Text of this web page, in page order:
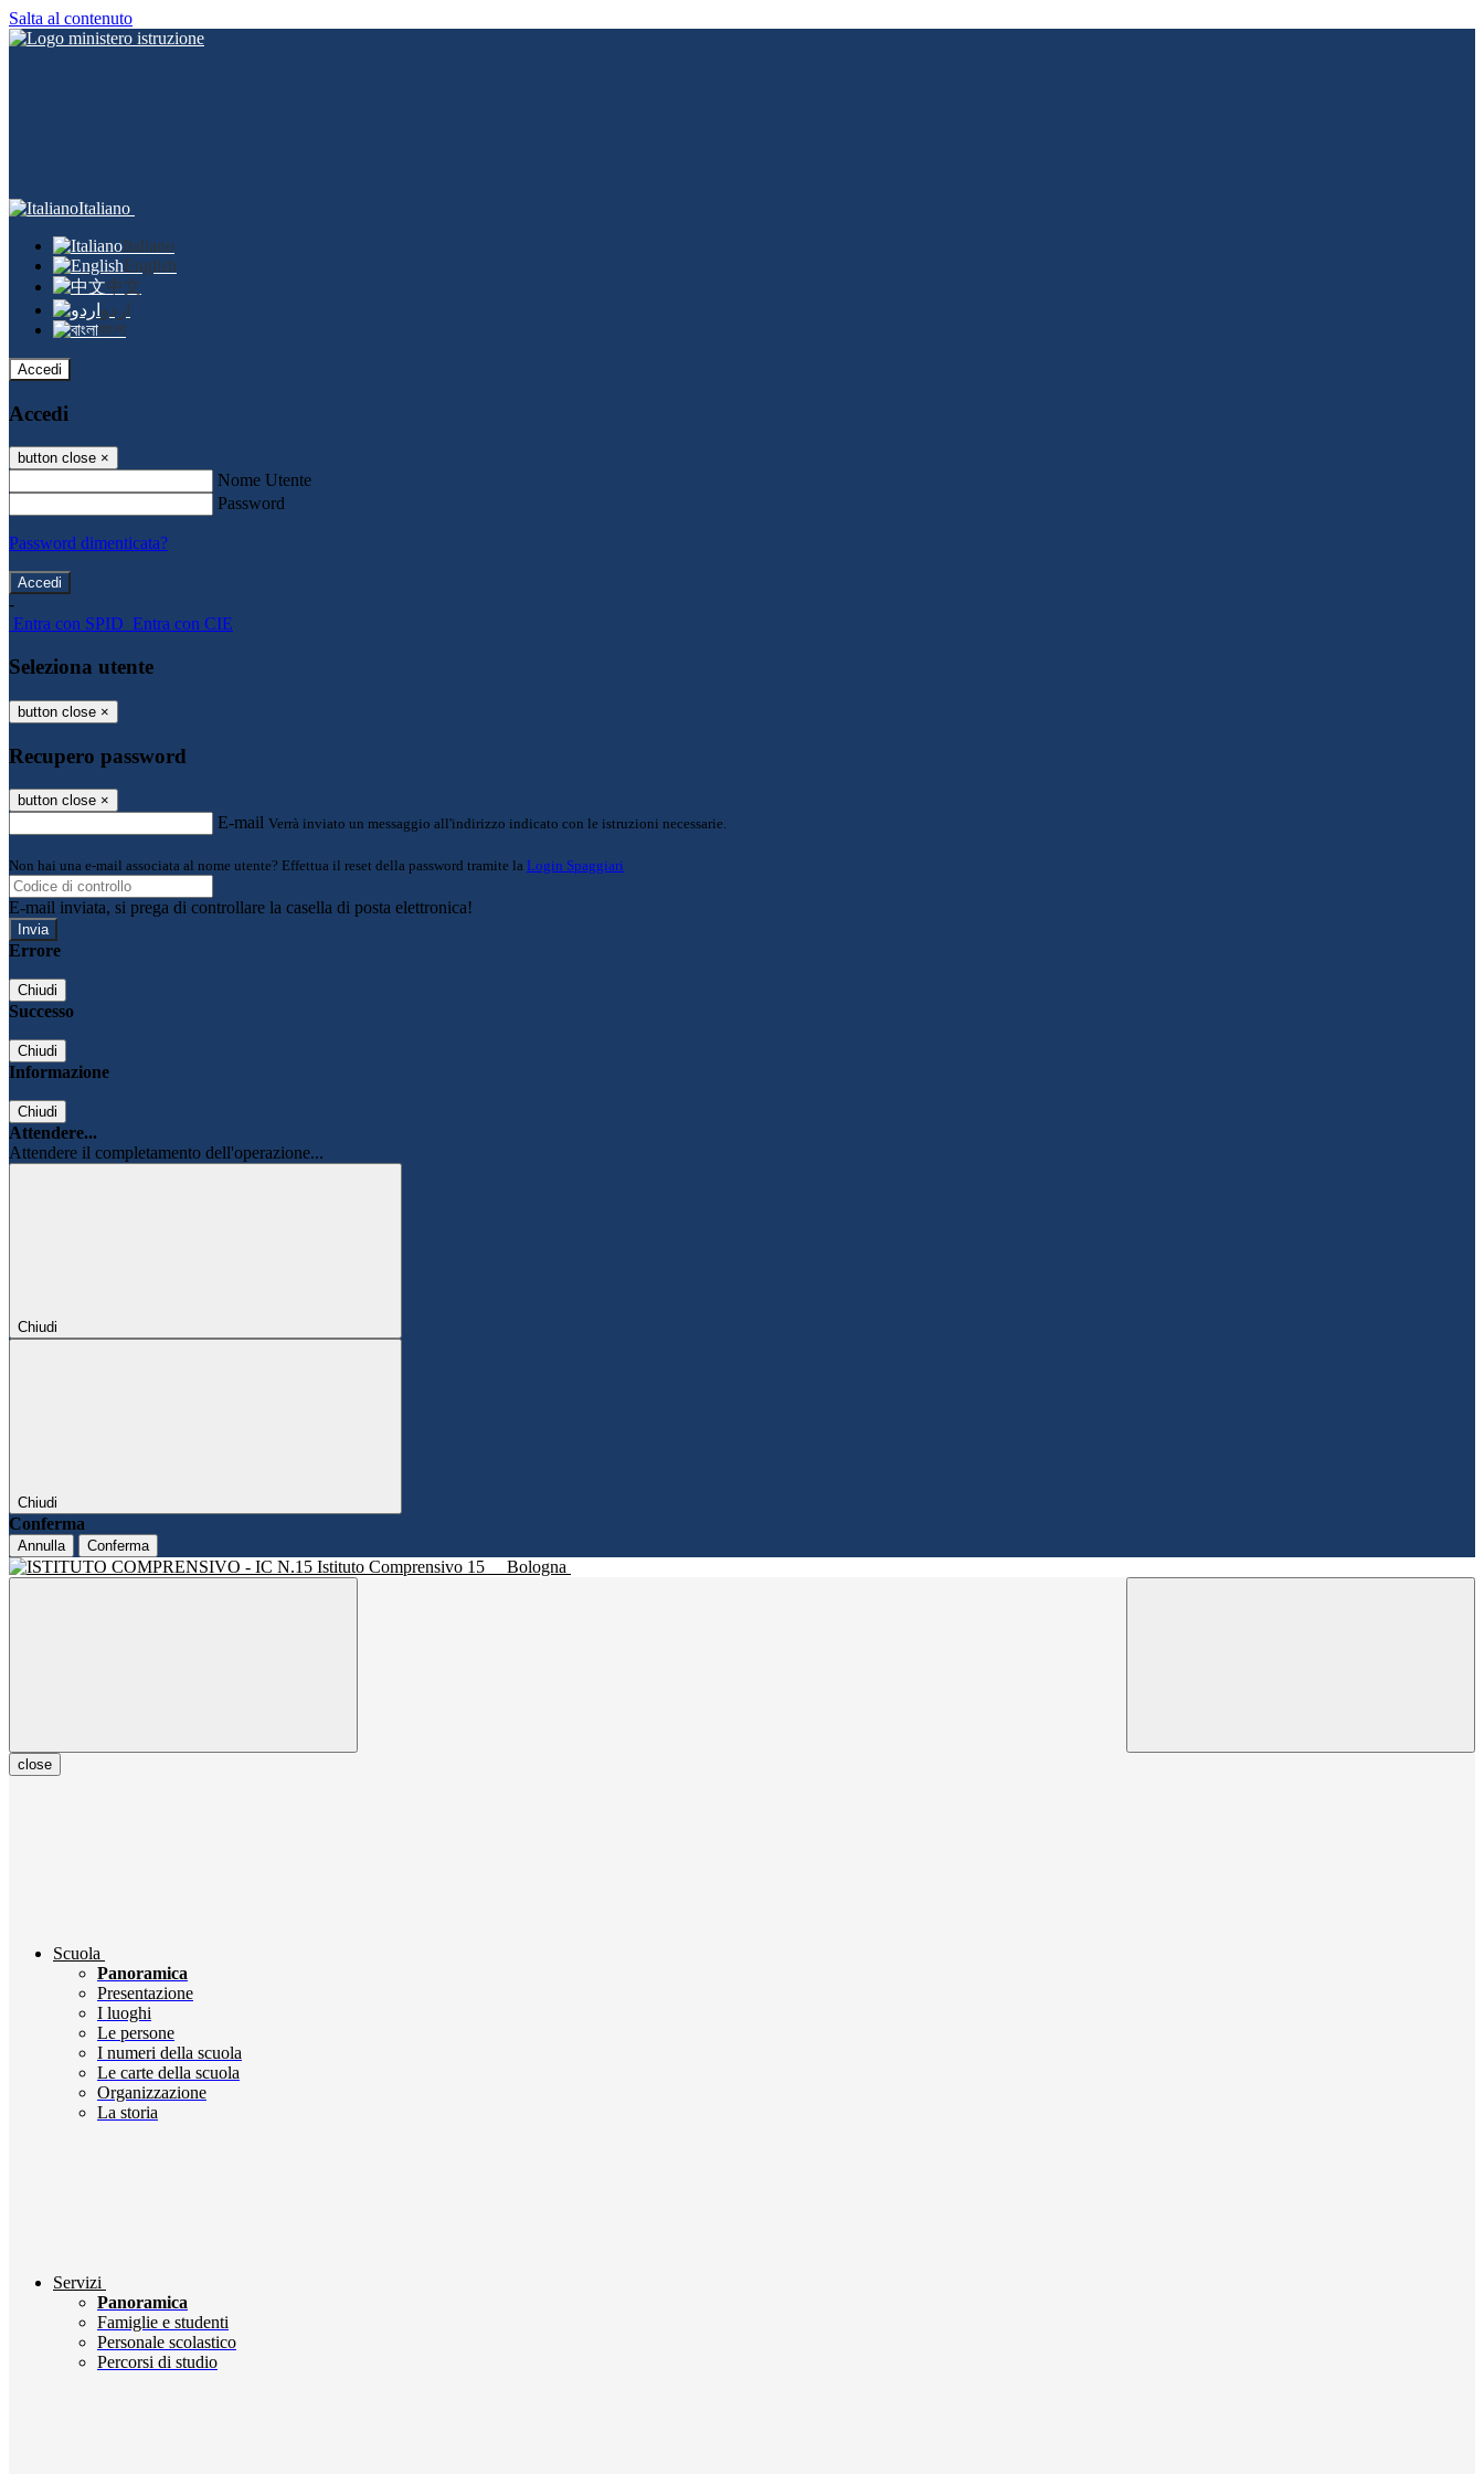
Salta al contenuto
Italiano
Italiano
English
中文
اردو
বাংলা
Accedi
Accedi
button close ×
Nome Utente
Password
Password dimenticata?
-
Entra con SPID Entra con CIE
Seleziona utente
button close ×
Recupero password
button close ×
E-mail Verrà inviato un messaggio all'indirizzo indicato con le istruzioni necessarie.
Non hai una e-mail associata al nome utente? Effettua il reset della password tramite la Login Spaggiari
E-mail inviata, si prega di controllare la casella di posta elettronica!
Errore
Chiudi
Successo
Chiudi
Informazione
Chiudi
Attendere...
Attendere il completamento dell'operazione...
Chiudi
Chiudi
Conferma
Annulla Conferma
Istituto Comprensivo 15 Bologna
close
Scuola
Panoramica
Presentazione
I luoghi
Le persone
I numeri della scuola
Le carte della scuola
Organizzazione
La storia
Servizi
Panoramica
Famiglie e studenti
Personale scolastico
Percorsi di studio